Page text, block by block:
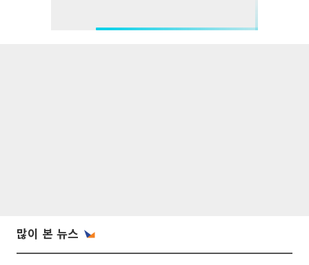
많이 본 뉴스